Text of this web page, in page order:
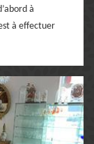
à
à effectuer